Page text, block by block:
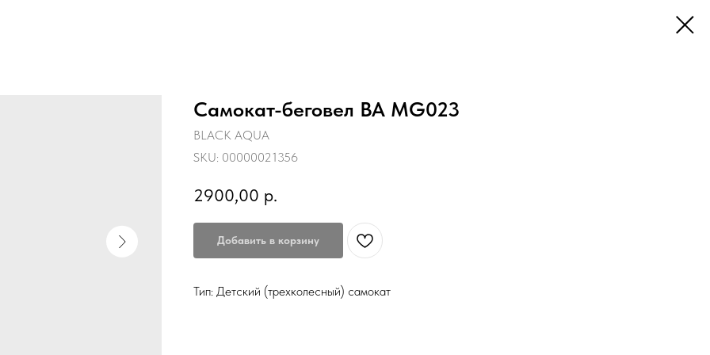
Самокат-беговел ВА MG023
BLACK AQUA
SKU: 00000021356
2900,00 р.
Добавить в корзину
Тип: Детский (трехколесный) самокат